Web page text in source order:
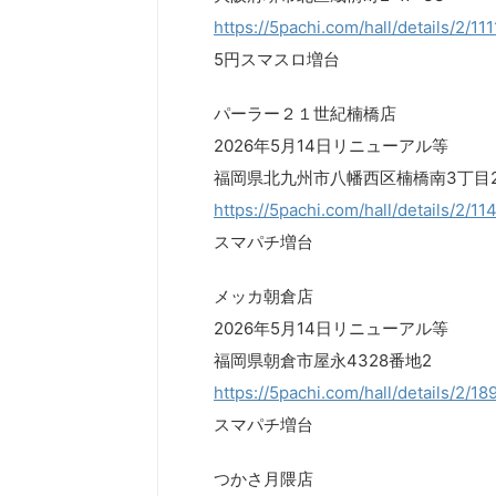
https://5pachi.com/hall/details/2/
5円スマスロ増台
パーラー２１世紀楠橋店
2026年5月14日リニューアル等
福岡県北九州市八幡西区楠橋南3丁
https://5pachi.com/hall/details/2/
スマパチ増台
メッカ朝倉店
2026年5月14日リニューアル等
福岡県朝倉市屋永4328番地2
https://5pachi.com/hall/details/2/
スマパチ増台
つかさ月隈店